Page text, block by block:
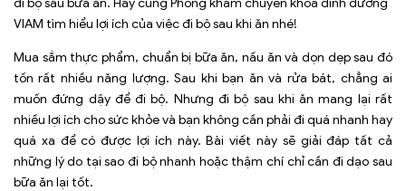
đi bộ sau bữa ăn. Hãy cùng Phòng khám chuyên khoa dinh dưỡng
VIAM tìm hiểu lợi ích của việc đi bộ sau khi ăn nhé!
Mua sắm thực phẩm, chuẩn bị bữa ăn, nấu ăn và dọn dẹp sau đó
tốn rất nhiều năng lượng. Sau khi bạn ăn và rửa bát, chẳng ai
muốn đứng dậy để đi bộ. Nhưng đi bộ sau khi ăn mang lại rất
nhiều lợi ích cho sức khỏe và bạn không cần phải đi quá nhanh hay
quá xa để có được lợi ích này. Bài viết này sẽ giải đáp tất cả
những lý do tại sao đi bộ nhanh hoặc thậm chí chỉ cần đi dạo sau
bữa ăn lại tốt.